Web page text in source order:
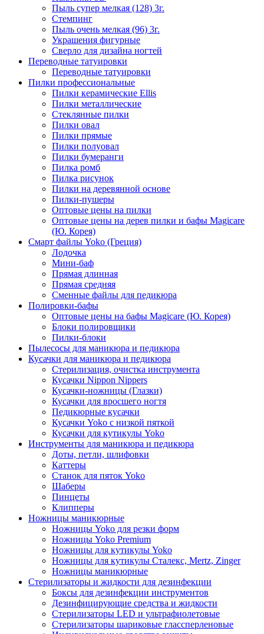
Пыль супер мелкая (128) 3г.
Стемпинг
Пыль очень мелкая (96) 3г.
Украшения фигурные
Сверло для дизайна ногтей
Переводные татуировки
Переводные татуировки
Пилки профессиональные
Пилки керамические Ellis
Пилки металлические
Стеклянные пилки
Пилки овал
Пилки прямые
Пилки полуовал
Пилки бумеранги
Пилка ромб
Пилка рисунок
Пилки на деревянной основе
Пилки-пушеры
Оптовые цены на пилки
Оптовые цены на дерев пилки и бафы Magicare
(Ю. Корея)
Смарт файлы Yoko (Греция)
Лодочка
Мини-баф
Прямая длинная
Прямая средняя
Сменные файлы для педикюра
Полировки-бафы
Оптовые цены на бафы Magicare (Ю. Корея)
Блоки полировщики
Пилки-блоки
Пылесосы для маникюра и педикюра
Кусачки для маникюра и педикюра
Стерилизация, очистка инструмента
Кусачки Nippon Nippers
Кусачки-ножницы (Глазки)
Кусачки для вросшего ногтя
Педикюрные кусачки
Кусачки Yoko с низкой пяткой
Кусачки для кутикулы Yoko
Инструменты для маникюра и педикюра
Доты, петли, шлифовки
Каттеры
Станок для пяток Yoko
Шаберы
Пинцеты
Клипперы
Ножницы маникюрные
Ножницы Yoko для резки форм
Ножницы Yoko Premium
Ножницы для кутикулы Yoko
Ножницы для кутикулы Сталекс, Mertz, Zinger
Ножницы маникюрные
Стерилизаторы и жидкости для дезинфекции
Боксы для дезинфекции инструментов
Дезинфицирующие средства и жидкости
Стерилизаторы LED и ультрафиолетовые
Стерилизаторы шариковые глассперленовые